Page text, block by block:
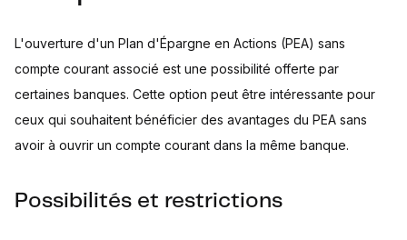
L'ouverture d'un Plan d'Épargne en Actions (PEA) sans
compte courant associé est une possibilité offerte par
certaines banques. Cette option peut être intéressante pour
ceux qui souhaitent bénéficier des avantages du PEA sans
avoir à ouvrir un compte courant dans la même banque.
Possibilités et restrictions